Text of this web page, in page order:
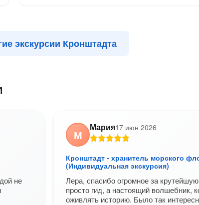
экскурсии Кронштадта
не
М
Мария17 июн 2026
Кронштадт - хранитель морского
(Индивидуальная экскурсия)
Лера, спасибо огромное за
просто гид, а настоящий волшебник,
оживлять историю. Было так